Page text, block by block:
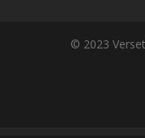
© 2023